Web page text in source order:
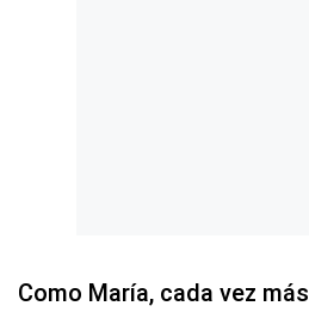
Como María, cada vez más